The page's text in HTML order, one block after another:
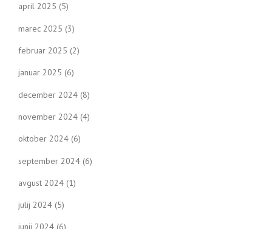
april 2025 (5)
marec 2025 (3)
februar 2025 (2)
januar 2025 (6)
december 2024 (8)
november 2024 (4)
oktober 2024 (6)
september 2024 (6)
avgust 2024 (1)
julij 2024 (5)